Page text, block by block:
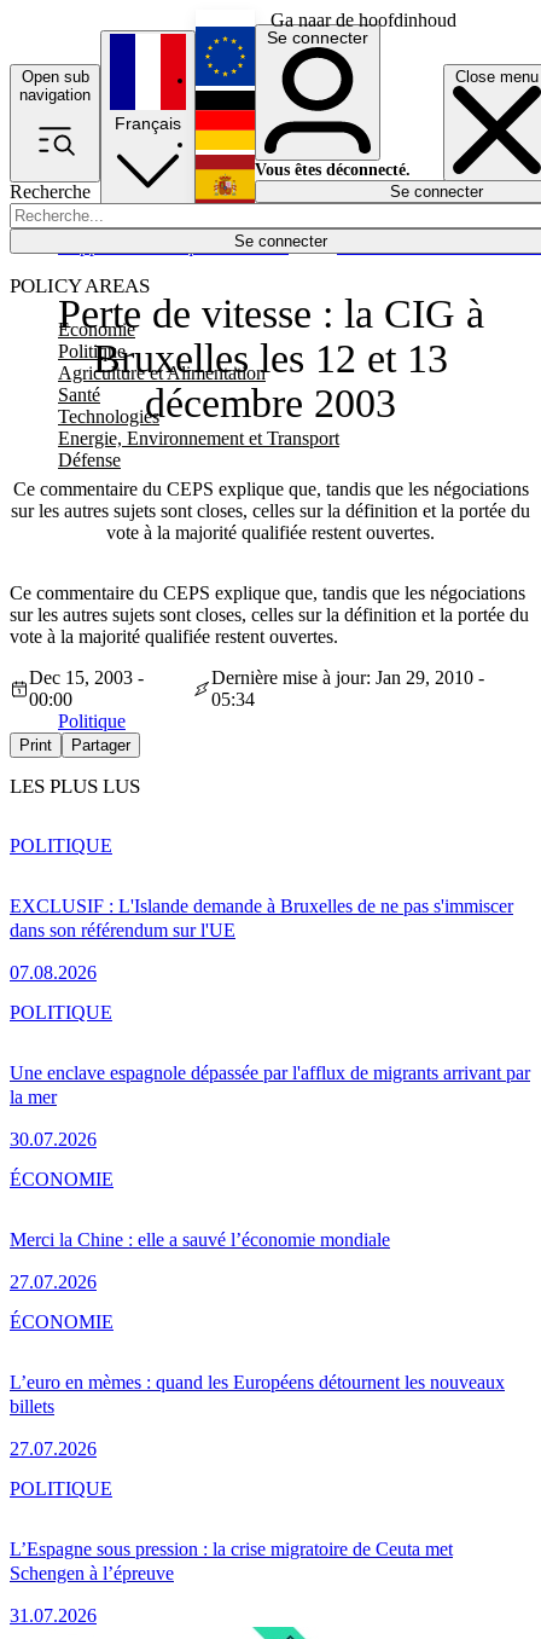
Ga naar de hoofdinhoud
Open sub
navigation
Close menu
Recherche
Se connecter
POLICY AREAS
Economie
Politique
Agriculture et Alimentation
Santé
Technologies
Energie, Environnement et Transport
Défense
Économie
Français
English
Deutsch
Español
Se connecter
Vous êtes déconnecté.
Se connecter
Perte de vitesse : la CIG à
Bruxelles les 12 et 13
décembre 2003
Ce commentaire du CEPS explique que, tandis que les négociations
sur les autres sujets sont closes, celles sur la définition et la portée du
vote à la majorité qualifiée restent ouvertes.
Ce commentaire du CEPS explique que, tandis que les négociations
sur les autres sujets sont closes, celles sur la définition et la portée du
vote à la majorité qualifiée restent ouvertes.
Dec 15, 2003 -
00:00
Dernière mise à jour: Jan 29, 2010 -
05:34
Politique
Print Partager
LES PLUS LUS
EXCLUSIF : L'Islande demande à Bruxelles de ne pas s'immiscer
dans son référendum sur l'UE
07.08.2026
POLITIQUE
Une enclave espagnole dépassée par l'afflux de migrants arrivant par
la mer
30.07.2026
POLITIQUE
Merci la Chine : elle a sauvé l’économie mondiale
27.07.2026
ÉCONOMIE
L’euro en mèmes : quand les Européens détournent les nouveaux
billets
27.07.2026
ÉCONOMIE
L’Espagne sous pression : la crise migratoire de Ceuta met
Schengen à l’épreuve
31.07.2026
POLITIQUE